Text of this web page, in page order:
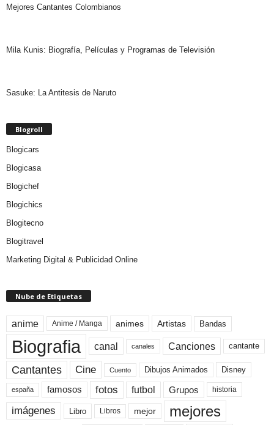
Mejores Cantantes Colombianos
Mila Kunis: Biografía, Películas y Programas de Televisión
Sasuke: La Antitesis de Naruto
Blogroll
Blogicars
Blogicasa
Blogichef
Blogichics
Blogitecno
Blogitravel
Marketing Digital & Publicidad Online
Nube de Etiquetas
anime Anime / Manga animes Artistas Bandas
Biografia canal canales Canciones cantante
Cantantes Cine Cuento Dibujos Animados Disney
españa famosos fotos futbol Grupos historia
imágenes Libro Libros mejor mejores